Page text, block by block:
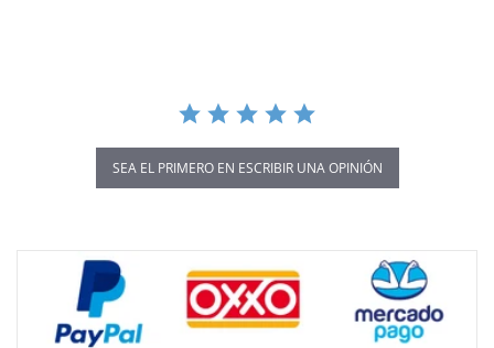
SEA EL PRIMERO EN ESCRIBIR UNA OPINIÓN